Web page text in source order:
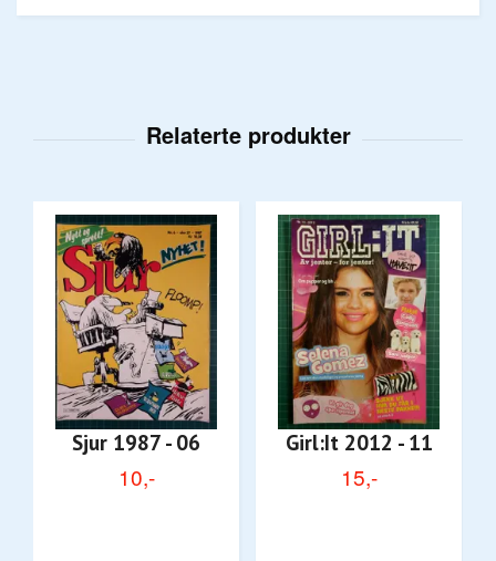
Sjur 1987 - 06
10,-
Girl:It 2012 - 11
15,-